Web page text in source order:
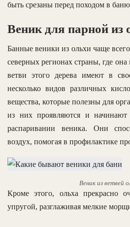
быть срезаны перед походом в
Веник для парной из
Банные веники из ольхи чаще
северных регионах страны, где она
ветви этого дерева имеют в
несколько видов различных
вещества, которые полезны для
из них проявляются и начинают
распаривании веника. Они
воздух, помогая в профилактике
Веник из ветвей
Кроме этого, ольха прекрасно
упругой, разглаживая мелкие